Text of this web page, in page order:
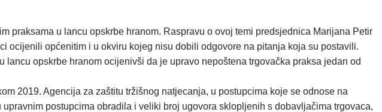
praksama u lancu opskrbe hranom. Raspravu o ovoj temi predsjednica Marijana Petir
ocijenili općenitim i u okviru kojeg nisu dobili odgovore na pitanja koja su postavili.
opskrbe hranom ocijenivši da je upravo nepoštena trgovačka praksa jedan od
2019. Agencija za zaštitu tržišnog natjecanja, u postupcima koje se odnose na
postupcima obradila i veliki broj ugovora sklopljenih s dobavljačima trgovaca,